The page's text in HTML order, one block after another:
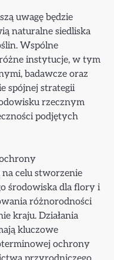
uwagę będzie
naturalne siedliska
Wspólne
instytucje, w tym
badawcze oraz
spójnej strategii
rzecznym
podjętych
celu stworzenie
środowiska dla flory i
różnorodności
kraju. Działania
kluczowe
ochrony